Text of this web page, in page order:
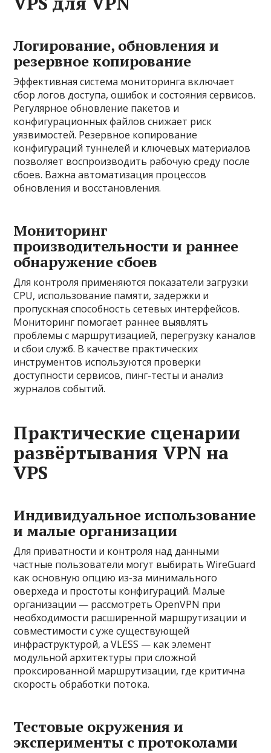
Логирование, обновления и
резервное копирование
Эффективная система мониторинга включает
сбор логов доступа, ошибок и состояния сервисов.
Регулярное обновление пакетов и
конфигурационных файлов снижает риск
уязвимостей. Резервное копирование
конфигураций туннелей и ключевых материалов
позволяет воспроизводить рабочую среду после
сбоев. Важна автоматизация процессов
обновления и восстановления.
Мониторинг
производительности и раннее
обнаружение сбоев
Для контроля применяются показатели загрузки
CPU, использование памяти, задержки и
пропускная способность сетевых интерфейсов.
Мониторинг помогает раннее выявлять
проблемы с маршрутизацией, перегрузку каналов
и сбои служб. В качестве практических
инструментов используются проверки
доступности сервисов, пинг-тесты и анализ
журналов событий.
Практические сценарии
развёртывания VPN на
VPS
Индивидуальное использование
и малые организации
Для приватности и контроля над данными
частные пользователи могут выбирать WireGuard
как основную опцию из-за минимального
оверхеда и простоты конфигураций. Малые
организации — рассмотреть OpenVPN при
необходимости расширенной маршрутизации и
совместимости с уже существующей
инфраструктурой, а VLESS — как элемент
модульной архитектуры при сложной
проксированной маршрутизации, где критична
скорость обработки потока.
Тестовые окружения и
эксперименты с протоколами